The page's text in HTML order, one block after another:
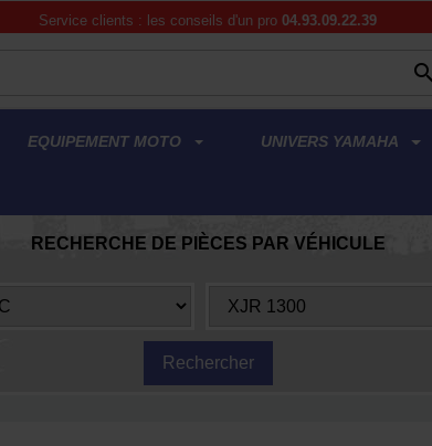
Service clients : les conseils d'un pro 04.93.09.22.39

EQUIPEMENT MOTO UNIVERS YAMAHA
RECHERCHE DE PIÈCES PAR VÉHICULE